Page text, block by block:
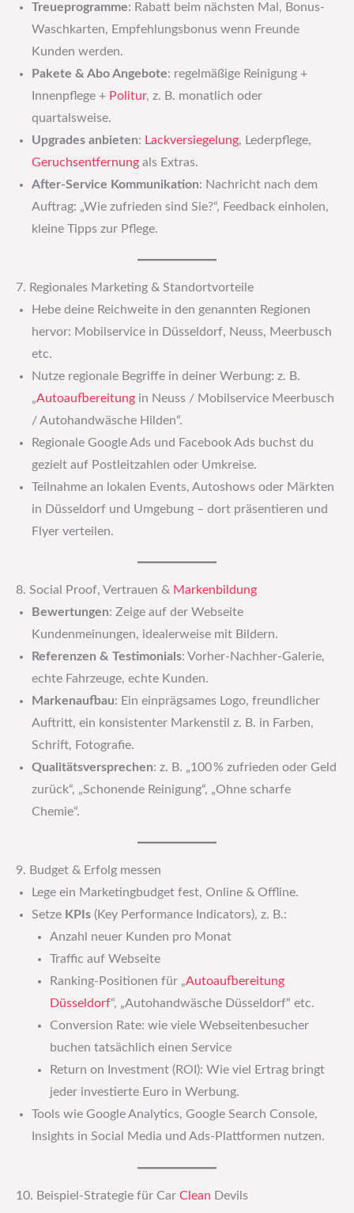
Treueprogramme: Rabatt beim nächsten Mal, Bonus-
Waschkarten, Empfehlungsbonus wenn Freunde
Kunden werden.
Pakete & Abo Angebote: regelmäßige Reinigung +
Innenpflege + Politur, z. B. monatlich oder
quartalsweise.
Upgrades anbieten: Lackversiegelung, Lederpflege,
Geruchsentfernung als Extras.
After-Service Kommunikation: Nachricht nach dem
Auftrag: „Wie zufrieden sind Sie?“, Feedback einholen,
kleine Tipps zur Pflege.
7. Regionales Marketing & Standortvorteile
Hebe deine Reichweite in den genannten Regionen
hervor: Mobilservice in Düsseldorf, Neuss, Meerbusch
etc.
Nutze regionale Begriffe in deiner Werbung: z. B.
„Autoaufbereitung in Neuss / Mobilservice Meerbusch
/ Autohandwäsche Hilden“.
Regionale Google Ads und Facebook Ads buchst du
gezielt auf Postleitzahlen oder Umkreise.
Teilnahme an lokalen Events, Autoshows oder Märkten
in Düsseldorf und Umgebung – dort präsentieren und
Flyer verteilen.
8. Social Proof, Vertrauen & Markenbildung
Bewertungen: Zeige auf der Webseite
Kundenmeinungen, idealerweise mit Bildern.
Referenzen & Testimonials: Vorher-Nachher-Galerie,
echte Fahrzeuge, echte Kunden.
Markenaufbau: Ein einprägsames Logo, freundlicher
Auftritt, ein konsistenter Markenstil z. B. in Farben,
Schrift, Fotografie.
Qualitätsversprechen: z. B. „100 % zufrieden oder Geld
zurück“, „Schonende Reinigung“, „Ohne scharfe
Chemie“.
9. Budget & Erfolg messen
Lege ein Marketingbudget fest, Online & Offline.
Setze KPIs (Key Performance Indicators), z. B.:
Anzahl neuer Kunden pro Monat
Traffic auf Webseite
Ranking-Positionen für „Autoaufbereitung
Düsseldorf“, „Autohandwäsche Düsseldorf“ etc.
Conversion Rate: wie viele Webseitenbesucher
buchen tatsächlich einen Service
Return on Investment (ROI): Wie viel Ertrag bringt
jeder investierte Euro in Werbung.
Tools wie Google Analytics, Google Search Console,
Insights in Social Media und Ads-Plattformen nutzen.
10. Beispiel-Strategie für Car Clean Devils